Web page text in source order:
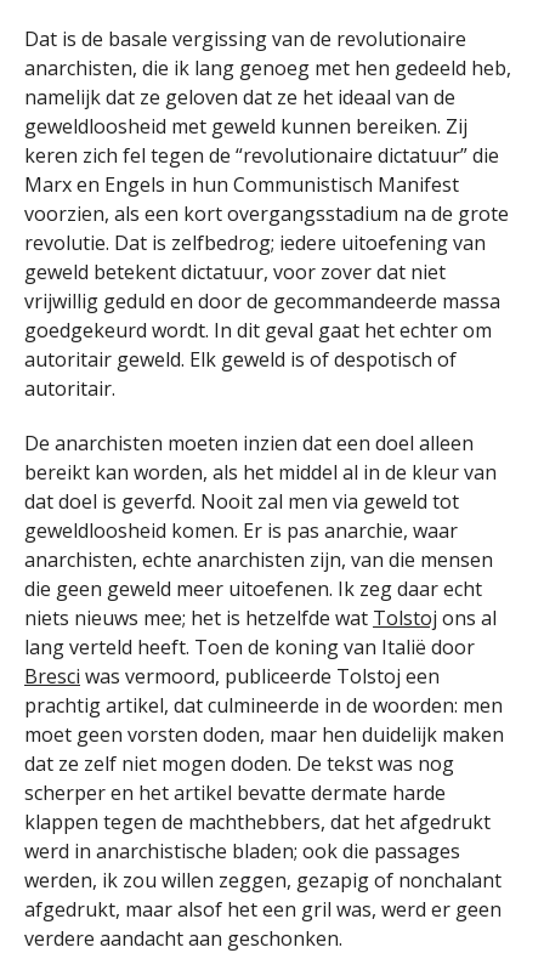
Dat is de basale vergissing van de revolutionaire
anarchisten, die ik lang genoeg met hen gedeeld heb,
namelijk dat ze geloven dat ze het ideaal van de
geweldloosheid met geweld kunnen bereiken. Zij
keren zich fel tegen de “revolutionaire dictatuur” die
Marx en Engels in hun Communistisch Manifest
voorzien, als een kort overgangsstadium na de grote
revolutie. Dat is zelfbedrog; iedere uitoefening van
geweld betekent dictatuur, voor zover dat niet
vrijwillig geduld en door de gecommandeerde massa
goedgekeurd wordt. In dit geval gaat het echter om
autoritair geweld. Elk geweld is of despotisch of
autoritair.
De anarchisten moeten inzien dat een doel alleen
bereikt kan worden, als het middel al in de kleur van
dat doel is geverfd. Nooit zal men via geweld tot
geweldloosheid komen. Er is pas anarchie, waar
anarchisten, echte anarchisten zijn, van die mensen
die geen geweld meer uitoefenen. Ik zeg daar echt
niets nieuws mee; het is hetzelfde wat Tolstoj ons al
lang verteld heeft. Toen de koning van Italië door
Bresci was vermoord, publiceerde Tolstoj een
prachtig artikel, dat culmineerde in de woorden: men
moet geen vorsten doden, maar hen duidelijk maken
dat ze zelf niet mogen doden. De tekst was nog
scherper en het artikel bevatte dermate harde
klappen tegen de machthebbers, dat het afgedrukt
werd in anarchistische bladen; ook die passages
werden, ik zou willen zeggen, gezapig of nonchalant
afgedrukt, maar alsof het een gril was, werd er geen
verdere aandacht aan geschonken.